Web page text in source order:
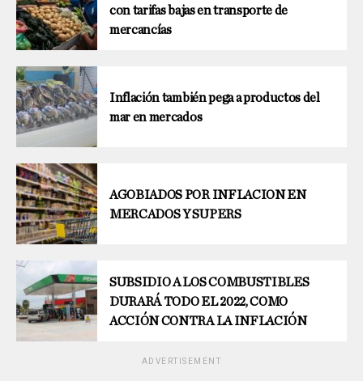
con tarifas bajas en transporte de
mercancías
Inflación también pega a productos del
mar en mercados
AGOBIADOS POR INFLACION EN
MERCADOS Y SUPERS
SUBSIDIO A LOS COMBUSTIBLES
DURARÁ TODO EL 2022, COMO
ACCIÓN CONTRA LA INFLACIÓN
ADVERTISEMENT